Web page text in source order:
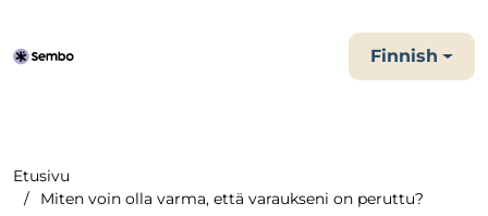
Finnish
Etusivu
Miten voin olla varma, että varaukseni on peruttu?